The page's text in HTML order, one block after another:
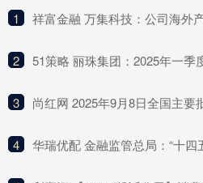
1 祥富金融 万集科技：公司海外产
2 ​51策略 丽珠集团：2025年一季度净
3 尚红网 2025年9月8日全国主要
4 华瑞优配 金融监管总局：“十四五”期间房地产融